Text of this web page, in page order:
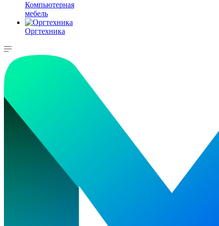
Компьютерная
мебель
Оргтехника